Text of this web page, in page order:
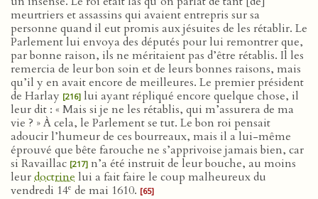
meurtriers et assassins qui avaient entrepris sur sa
personne quand il eut promis aux jésuites de les rétablir. Le
Parlement lui envoya des députés pour lui remontrer que,
par bonne raison, ils ne méritaient pas d’être rétablis. Il les
remercia de leur bon soin et de leurs bonnes raisons, mais
qu’il y en avait encore de meilleures. Le premier président
de Harlay [216] lui ayant répliqué encore quelque chose, il
leur dit : « Mais si je ne les rétablis, qui m’assurera de ma
vie ? » À cela, le Parlement se tut. Le bon roi pensait
adoucir l’humeur de ces bourreaux, mais il a lui-même
éprouvé que bête farouche ne s’apprivoise jamais bien, car
si Ravaillac [217] n’a été instruit de leur bouche, au moins
leurdoctrine lui a fait faire le coup malheureux du
vendredi 14e de mai 1610. [65]